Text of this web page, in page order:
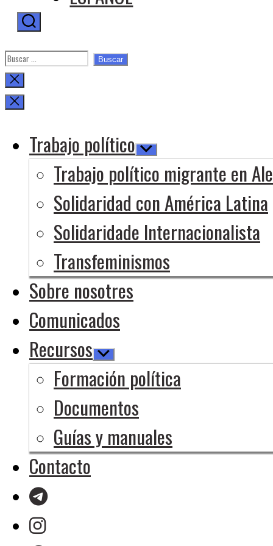
Buscar:
Cerrar
la
búsqueda
Trabajo político Mostrar
el
submenú
Trabajo político migrante en
Solidaridad con América Latina
Solidaridade Internacionalista
Transfeminismos
Sobre nosotres
Comunicados
Recursos Mostrar
el
submenú
Formación política
Documentos
Guías y manuales
Contacto